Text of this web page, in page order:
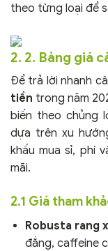
theo từng loại để
2. 2. Bảng giá
Để trả lời nhanh
tiền trong năm
biến theo chủng
dựa trên xu
khấu mua sỉ, phí
mãi.
2.1 Giá tham
Robusta rang
đắng, caffeine